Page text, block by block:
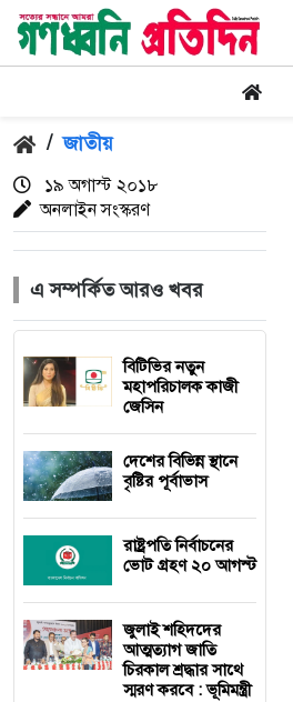
/ জাতীয়
১৯ অগাস্ট ২০১৮
অনলাইন সংস্করণ
এ সম্পর্কিত আরও খবর
বিটিভির নতুন
মহাপরিচালক কাজী
জেসিন
দেশের বিভিন্ন স্থানে
বৃষ্টির পূর্বাভাস
রাষ্ট্রপতি নির্বাচনের
ভোট গ্রহণ ২০ আগস্ট
জুলাই শহিদদের
আত্মত্যাগ জাতি
চিরকাল শ্রদ্ধার সাথে
স্মরণ করবে : ভূমিমন্ত্রী